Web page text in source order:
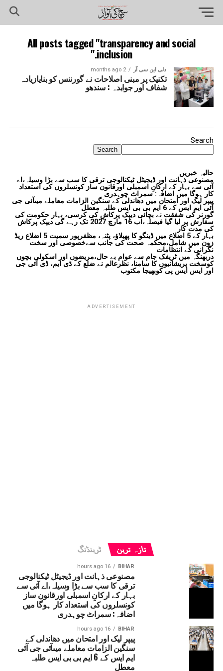
All posts tagged "transparency and social
inclusion."
دلی این سی آر 2 months ago
تکنیک پر مبنی اصلاحات نے گورننس کو بنایازیادہ
شفاف اور جوابدہ : سندھو
Search
Search
حالیہ خبریں
مصنوعی ذہانت اور ڈیجیٹل ٹیکنالوجی ترقی کا سب سے بڑا وسیلہ،اے
آئی سے بہار کے ارکانِ اسمبلی اورقانون ساز کونسلروں کی استعداد
کار ہوگا میں اضافہ: سمراٹ چوہدری
پیپر لیک اور امتحان میں دھاندلی کے سنگین الزامات معاملے میںآئی جی
آئی ایم ایس کے 6 ایم بی بی ایس طلبہ معطل
گورنر کی شفقت نے بچائی دیپک پرکاش کی کرسی، بہار حکومت کی
سفارش پر لیا گیا فیصلہ،اب 16 مارچ 2027 تک رہے گی دیپک پرکاش
کی مدت کار
بہار کے 5 اضلاع میں ڈینگو کا پھیلاؤ، پٹنہ، مظفرپور سمیت 5 اضلاع ریڈ
زون میں شامل،محکمہ صحت کی جانب سےخصوصی اور سخت
نگرانی کے انتظامات
دربھنگہ میں ٹریفک جام سے عوام بے حال،مریضوں اور اسکولی بچوں
کوسخت پریشانیوں کا سامنا، نظرعالم نے ضلع کے ڈی ایم، ڈی آئی جی
اور ایس ایس پی کوبھیجا مکتوب
ADVERTISEMENT
تازہ ترین ٹرینڈنگ
BIHAR
16 hours ago
مصنوعی ذہانت اور ڈیجیٹل ٹیکنالوجی
ترقی کا سب سے بڑا وسیلہ،اے آئی سے
بہار کے ارکانِ اسمبلی اورقانون ساز
کونسلروں کی استعداد کار ہوگا میں
اضافہ: سمراٹ چوہدری
BIHAR
16 hours ago
پیپر لیک اور امتحان میں دھاندلی کے
سنگین الزامات معاملے میںآئی جی آئی
ایم ایس کے 6 ایم بی بی ایس طلبہ
معطل